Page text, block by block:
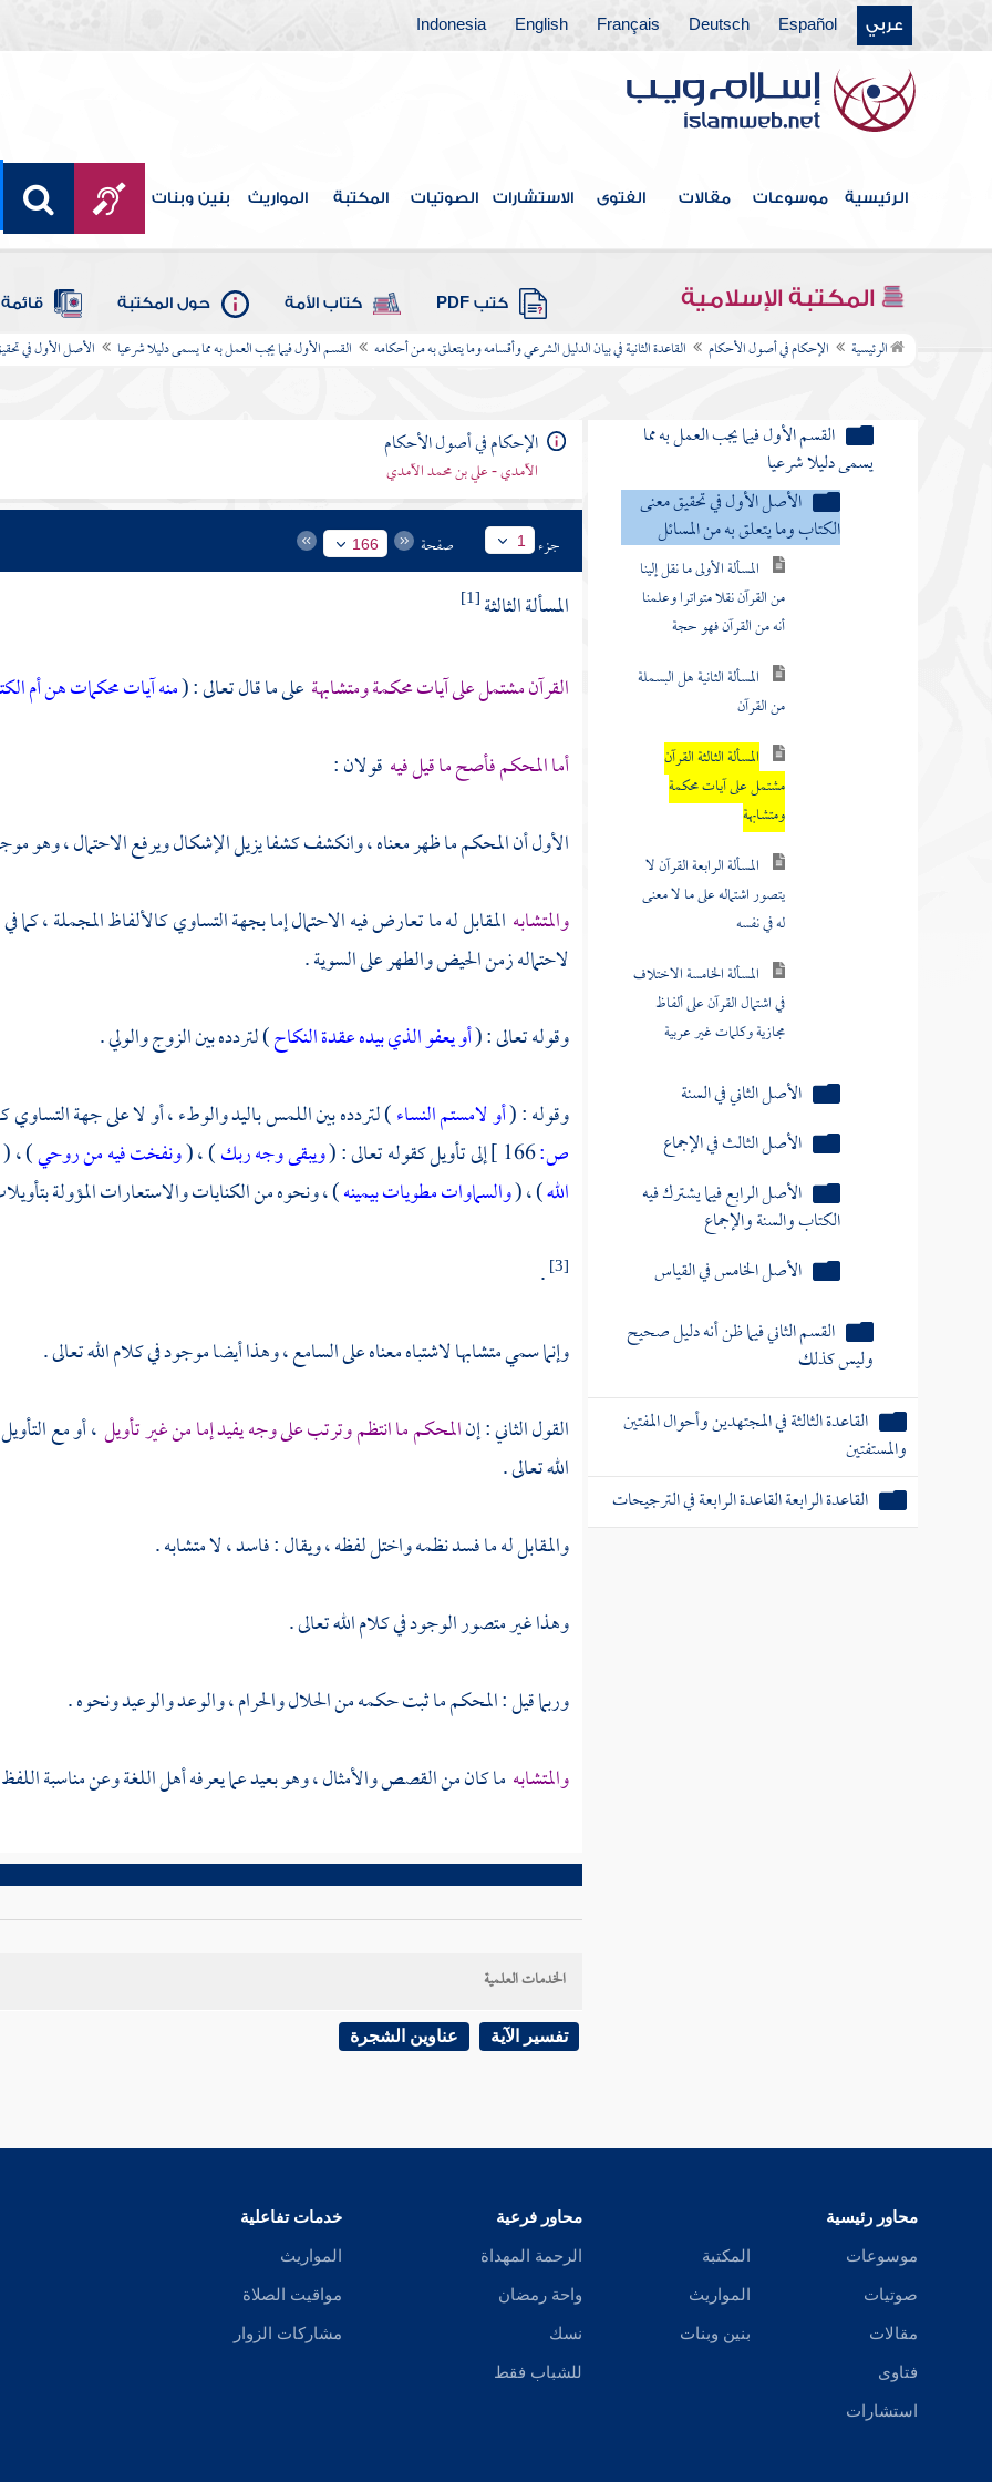
عربي Español
Deutsch
Français
English
Indonesia
الرئيسية موسوعات مقالات الفتوى الاستشارات الصوتيات المكتبة المواريث بنين وبنات
المكتبة الإسلامية كتب PDF كتاب الأمة حول المكتبة
الرئيسية الإحكام في أصول الأحكام القاعدة الثانية في بيان الدليل الشرعي وأقسامه وما يتعلق به من أحكامه القسم الأول فيما يجب العمل به مما يسمى دليلا شرعيا الأصل الأول في
فهرس الكتاب
المقدمة
القاعدة الأولى في تحقيق مفهوم أصول الفقه
القاعدة الثانية في بيان الدليل الشرعي وأقسامه
وما يتعلق به من أحكامه
القسم الأول فيما يجب العمل به مما
يسمى دليلا شرعيا
الأصل الأول في تحقيق معنى
الكتاب وما يتعلق به من المسائل
المسألة الأولى ما نقل إلينا
من القرآن نقلا متواترا وعلمنا
أنه من القرآن فهو حجة
المسألة الثانية هل البسملة
من القرآن
المسألة الثالثة القرآن
مشتمل على آيات محكمة
ومتشابهة
المسألة الرابعة القرآن لا
يتصور اشتماله على ما لا معنى
له في نفسه
المسألة الخامسة الاختلاف
في اشتمال القرآن على ألفاظ
مجازية وكلمات غير عربية
الأصل الثاني في السنة
الأصل الثالث في الإجماع
الأصل الرابع فيما يشترك فيه
الكتاب والسنة والإجماع
الأصل الخامس في القياس
القسم الثاني فيما ظن أنه دليل صحيح
وليس كذلك
القاعدة الثالثة في المجتهدين وأحوال المفتين
والمستفتين
القاعدة الرابعة القاعدة الرابعة في الترجيحات
الإحكام في أصول الأحكام
الآمدي - علي بن محمد الآمدي
جزء 1 صفحة 166
المسألة الثالثة [1]
القرآن مشتمل على آيات محكمة ومتشابهة على ما قال تعالى : (منه آيات محكمات هن أم
أما المحكم فأصح ما قيل فيه قولان :
الأول أن المحكم ما ظهر معناه ، وانكشف كشفا يزيل الإشكال ويرفع الاحتمال ، وهو
والمتشابه المقابل له ما تعارض فيه الاحتمال إما بجهة التساوي كالألفاظ المجملة ، كما
لاحتماله زمن الحيض والطهر على السوية .
وقوله تعالى : (أو يعفو الذي بيده عقدة النكاح) لتردده بين الزوج والولي .
وقوله : (أو لامستم النساء) لتردده بين اللمس باليد والوطء ، أو لا على جهة التساوي
ص:166 ] إلى تأويل كقوله تعالى : (ويبقى وجه ربك) ، (ونفخت فيه من روحي) ، (
الله) ، (والسماوات مطويات بيمينه) ، ونحوه من الكنايات والاستعارات المؤولة
[3]
.
وإنما سمي متشابها لاشتباه معناه على السامع ، وهذا أيضا موجود في كلام الله تعالى .
القول الثاني : إنالمحكم ما انتظم وترتب على وجه يفيد إما من غير تأويل، أو مع
الله تعالى .
والمقابل له ما فسد نظمه واختل لفظه ، ويقال : فاسد ، لا متشابه .
وهذا غير متصور الوجود في كلام الله تعالى .
وربما قيل : المحكم ما ثبت حكمه من الحلال والحرام ، والوعد والوعيد ونحوه .
والمتشابه ما كان من القصص والأمثال ، وهو بعيد عما يعرفه أهل اللغة وعن مناسبة
الخدمات العلمية
تفسير الآية عناوين الشجرة
محاور رئيسية
موسوعات
صوتيات
مقالات
فتاوى
استشارات
المكتبة
المواريث
بنين وبنات
محاور فرعية
الرحمة المهداة
واحة رمضان
نسك
للشباب فقط
خدمات تفاعلية
المواريث
مواقيت الصلاة
مشاركات الزوار